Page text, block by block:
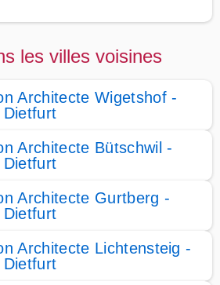
les villes voisines
Architecte Wigetshof -
Architecte Bütschwil -
Architecte Gurtberg -
Architecte Lichtensteig -